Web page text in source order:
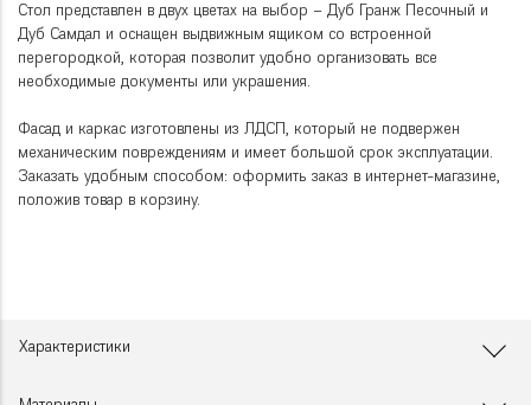
Стол представлен в двух цветах на выбор – Дуб Гранж Песочный и
Дуб Самдал и оснащен выдвижным ящиком со встроенной
перегородкой, которая позволит удобно организовать все
необходимые документы или украшения.
Фасад и каркас изготовлены из ЛДСП, который не подвержен
механическим повреждениям и имеет большой срок эксплуатации.
Заказать удобным способом: оформить заказ в интернет-магазине,
положив товар в корзину.
Характеристики